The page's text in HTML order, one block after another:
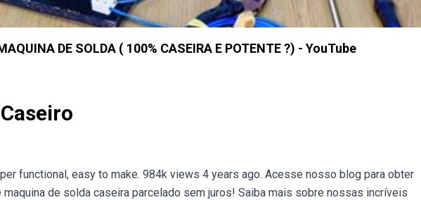
DE SOLDA ( 100% CASEIRA E POTENTE ?) - YouTube
functional, easy to make. 984k views 4 years ago. Acesse nosso blog para obter
de solda caseira parcelado sem juros! Saiba mais sobre nossas incríveis